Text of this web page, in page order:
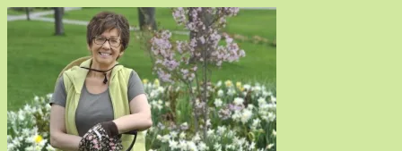
Hoppa